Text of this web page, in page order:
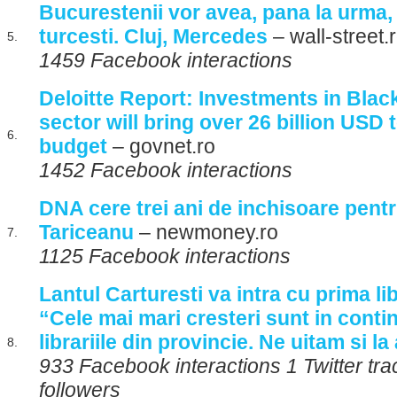
5.
Bucurestenii vor avea, pana la
turcesti. Cluj, Mercedes – wall-
1459 Facebook interactions
6.
Deloitte Report: Investments in
sector will bring over 26 billion USD
budget – govnet.ro
1452 Facebook interactions
7.
DNA cere trei ani de inchisoare
Tariceanu – newmoney.ro
1125 Facebook interactions
8.
Lantul Carturesti va intra cu prima
“Cele mai mari cresteri sunt in
librariile din provincie. Ne uitam si la
933 Facebook interactions 1 Twitter
followers